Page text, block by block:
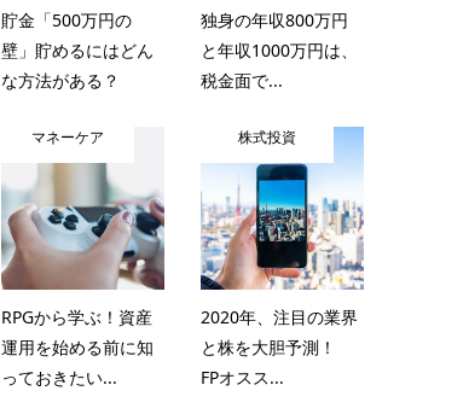
貯金「500万円の
壁」貯めるにはどん
な方法がある？
独身の年収800万円
と年収1000万円は、
税金面で...
マネーケア
RPGから学ぶ！資産
運用を始める前に知
っておきたい...
株式投資
2020年、注目の業界
と株を大胆予測！
FPオスス...